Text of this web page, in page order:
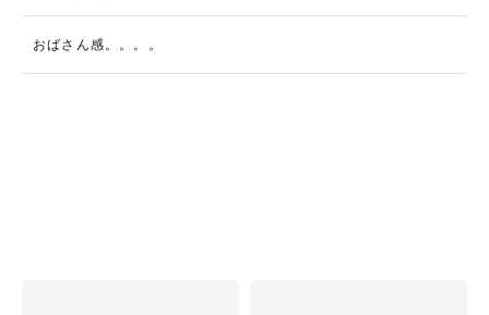
おばさん感。。。。